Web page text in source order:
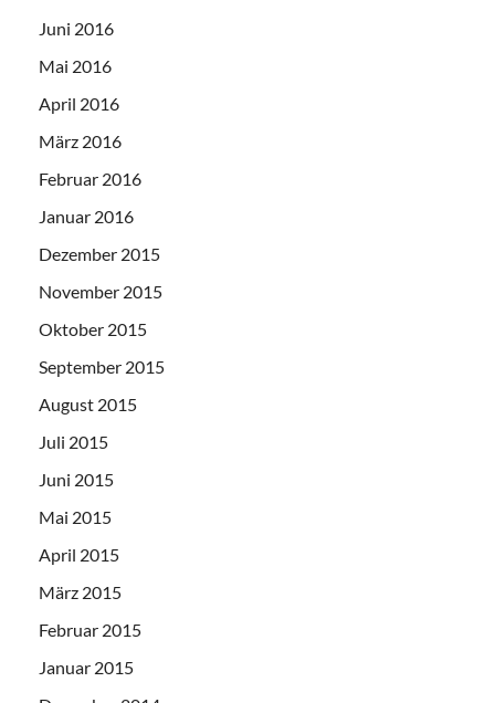
Juni 2016
Mai 2016
April 2016
März 2016
Februar 2016
Januar 2016
Dezember 2015
November 2015
Oktober 2015
September 2015
August 2015
Juli 2015
Juni 2015
Mai 2015
April 2015
März 2015
Februar 2015
Januar 2015